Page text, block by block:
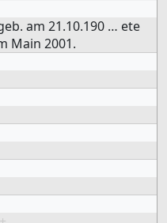
am 21.10.190 … ete
Main 2001.